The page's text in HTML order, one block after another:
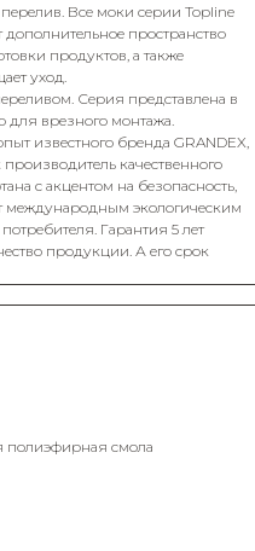
Все моки серии Topline
пространство
продуктов, а также
уход.
Серия представлена в
для врезного монтажа.
известного бренда GRANDEX,
качественного
с акцентом на безопасность,
международным экологическим
Гарантия 5 лет
продукции. А его срок
полиэфирная смола